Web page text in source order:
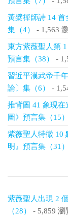
黃檗禪師詩 14 首
集（4）
- 1,563
東方紫薇聖人第
預言集（38）
-
習近平漢武帝千
論〕集（6）
-
推背圖 41 象現在
圖》預言集（15）
紫薇聖人特徵 10
明』預言集（31）
紫薇聖人出現 2
（28）
- 5,859 瀏